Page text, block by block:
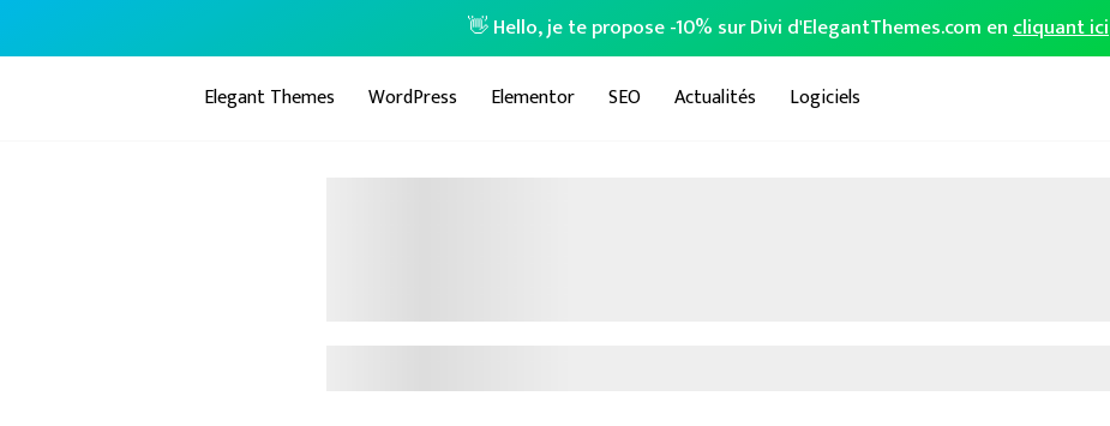
👋 Hello, je te propose -10% sur Divi d'ElegantThemes.com encliquant ici
Elegant Themes WordPress Elementor SEO Actualités Logiciels